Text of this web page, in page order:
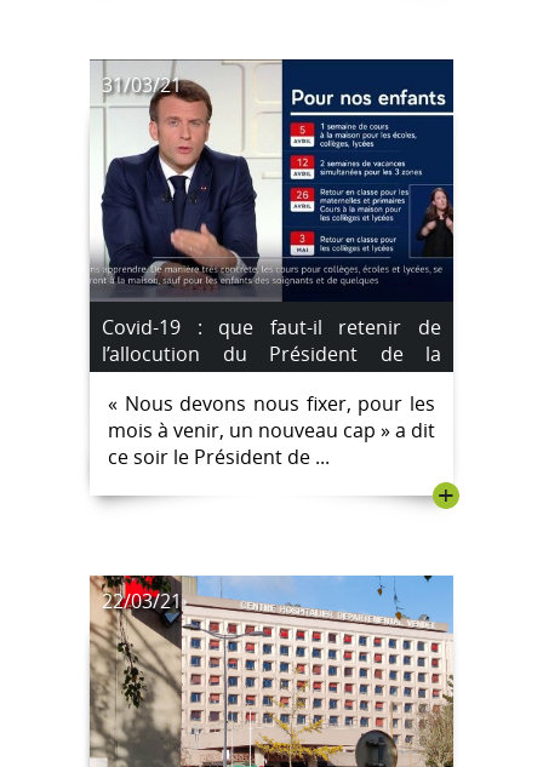
31/03/21
Covid-19 : que faut-il retenir de
l’allocution du Président de la
République ?
« Nous devons nous fixer, pour les
mois à venir, un nouveau cap » a dit
ce soir le Président de ...
+
22/03/21